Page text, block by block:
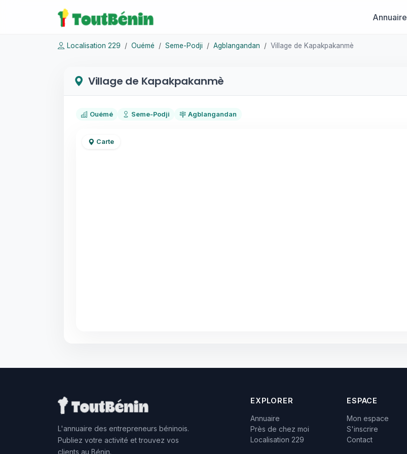
Annuaire
Localisation 229 Ouémé Seme-Podji Agblangandan Village de Kapakpakanmè
Village de Kapakpakanmè
Ouémé Seme-Podji Agblangandan
Carte
L'annuaire des entrepreneurs béninois.
Publiez votre activité et trouvez vos
clients au Bénin.
EXPLORER
Annuaire
Près de chez moi
Localisation 229
ESPACE
Mon espace
S'inscrire
Contact